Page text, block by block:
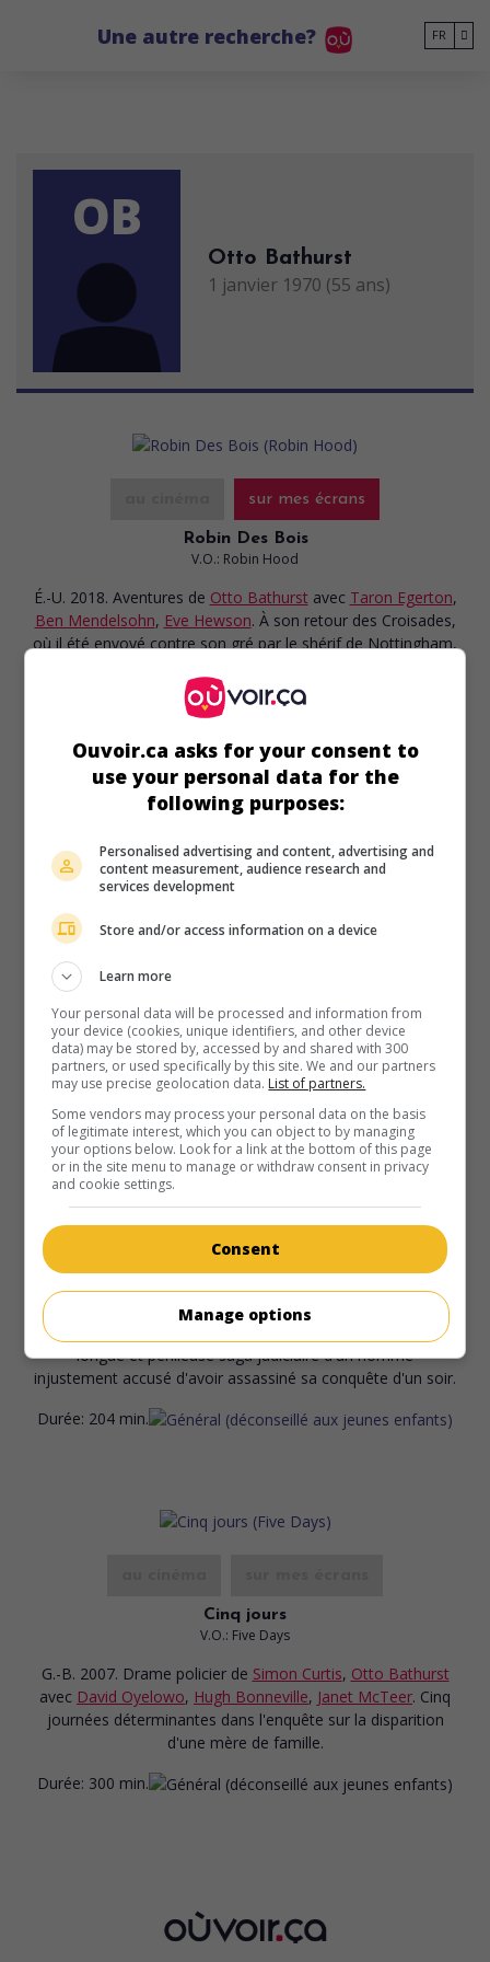
Une autre recherche? FR
OB
Otto Bathurst
1 janvier 1970 (55 ans)
sur mes écrans
Robin Des Bois
V.O.: Robin Hood
É.-U. 2018. Aventures de Otto Bathurst avec Taron Egerton,
Ben Mendelsohn, Eve Hewson. À son retour des Croisades,
où il été envoyé contre son gré par le shérif de Nottingham,
tyrannique dirigeant.
au cinéma sur mes écrans
G.-B. 2009. Drame biographique
Anne-Marie Duff
son mari est hospitalisé, la ballerine Margot Fonteyn donne
un nouveau souffle à sa carrière grâce à sa collaboration
avec Rudolf Noureyev.
Durée: 85 min.
au cinéma sur mes écrans
Affaire criminelle
V.O.: Criminal Justice
G.-B. 2008. Drame policierde Luke Watson
Otto Bathurst
avec
. La
longue et périlleuse saga judiciaire d'un homme
injustement accusé d'avoir assassiné sa conquête d'un soir.
Durée: 204 min.
Cinq jours
V.O.: Five Days
G.-B. 2007. Drame policier de Simon Curtis, Otto Bathurst
avec David Oyelowo, Hugh Bonneville, Janet McTeer. Cinq
journées déterminantes dans l'enquête sur la disparition
d'une mère de famille.
Durée: 300 min.
Ouvoir.ca asks for your consent to
use your personal data for the
following purposes:
Personalised advertising and content, advertising and
content measurement, audience research and
services development
Store and/or access information on a device
Learn more
Your personal data will be processed and information from
your device (cookies, unique identifiers, and other device
data) may be stored by, accessed by and shared with 300
partners, or used specifically by this site. We and our partners
may use precise geolocation data. List of partners.
Some vendors may process your personal data on the basis
of legitimate interest, which you can object to by managing
your options below. Look for a link at the bottom of this page
or in the site menu to manage or withdraw consent in privacy
and cookie settings.
Consent
Manage options